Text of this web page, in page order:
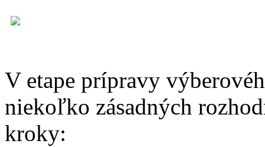
V etape prípravy
niekoľko zásadných
kroky: